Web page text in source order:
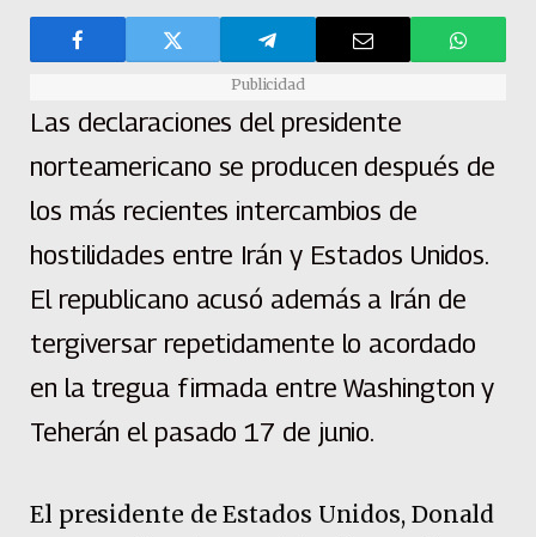
Publicidad
Las declaraciones del presidente
norteamericano se producen después de
los más recientes intercambios de
hostilidades entre Irán y Estados Unidos.
El republicano acusó además a Irán de
tergiversar repetidamente lo acordado
en la tregua firmada entre Washington y
Teherán el pasado 17 de junio.
El presidente de Estados Unidos, Donald